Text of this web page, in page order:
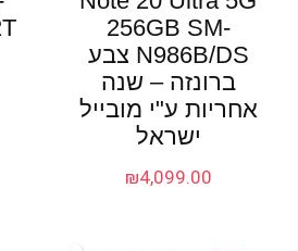
256GB SM-
N986B/DS צבע
ברונזה – שנה
אחריות ע"י מובייל
ישראל
₪4,099.00